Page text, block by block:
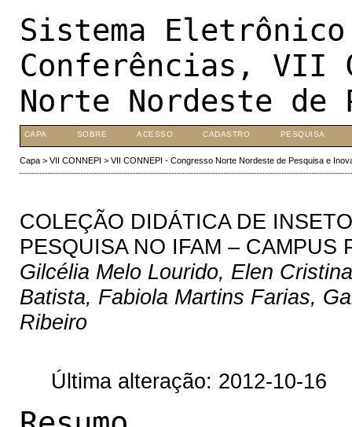
Sistema
Conferências, VII
Norte Nordeste de
CAPA SOBRE ACESSO CADASTRO PESQUISA
Capa> VII CONNEPI > VII CONNEPI - Congresso Norte Nordeste de Pesquisa e
COLEÇÃO DIDÁTICA DE
PESQUISA NO IFAM – CAMPUS
Gilcélia Melo Lourido, Elen
Batista, Fabiola Martins Farias,
Ribeiro
Última alteração: 2012-10-16